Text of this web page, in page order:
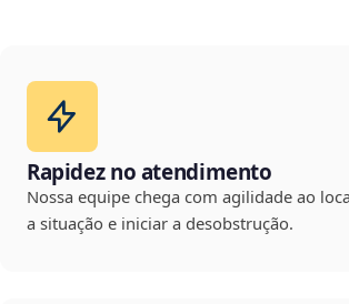
Rapidez no atendimento
Nossa equipe chega com agilidade ao
a situação e iniciar a desobstrução.